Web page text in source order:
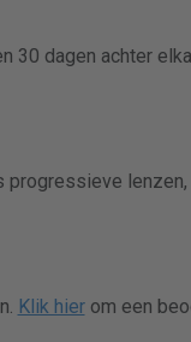
30 dagen achter
progressieve lenzen,
Klik hierom een